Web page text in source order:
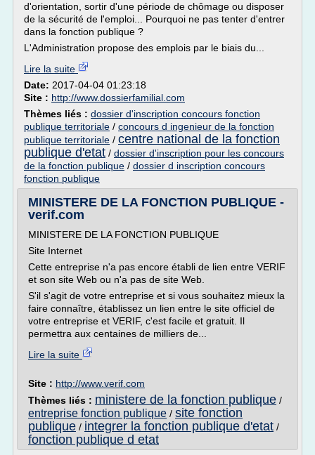
d'orientation, sortir d'une période de chômage ou disposer
de la sécurité de l'emploi... Pourquoi ne pas tenter d'entrer
dans la fonction publique ?
L'Administration propose des emplois par le biais du...
Lire la suite
Date: 2017-04-04 01:23:18
Site : http://www.dossierfamilial.com
Thèmes liés : dossier d'inscription concours fonction
publique territoriale / concours d ingenieur de la fonction
publique territoriale / centre national de la fonction
publique d'etat / dossier d'inscription pour les concours
de la fonction publique / dossier d inscription concours
fonction publique
MINISTERE DE LA FONCTION PUBLIQUE -
verif.com
MINISTERE DE LA FONCTION PUBLIQUE
Site Internet
Cette entreprise n'a pas encore établi de lien entre VERIF
et son site Web ou n'a pas de site Web.
S'il s'agit de votre entreprise et si vous souhaitez mieux la
faire connaître, établissez un lien entre le site officiel de
votre entreprise et VERIF, c'est facile et gratuit. Il
permettra aux centaines de milliers de...
Lire la suite
Site : http://www.verif.com
Thèmes liés : ministere de la fonction publique /
entreprise fonction publique / site fonction
publique / integrer la fonction publique d'etat /
fonction publique d etat